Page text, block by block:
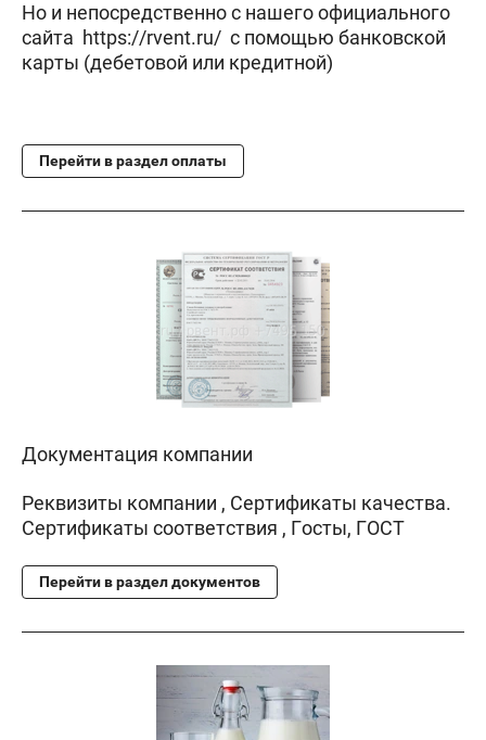
Но и непосредственно с нашего официального
сайта https://rvent.ru/ с помощью банковской
карты (дебетовой или кредитной)
Перейти в раздел оплаты
Документация компании
Реквизиты компании , Сертификаты качества.
Сертификаты соответствия , Госты, ГОСТ
Перейти в раздел документов